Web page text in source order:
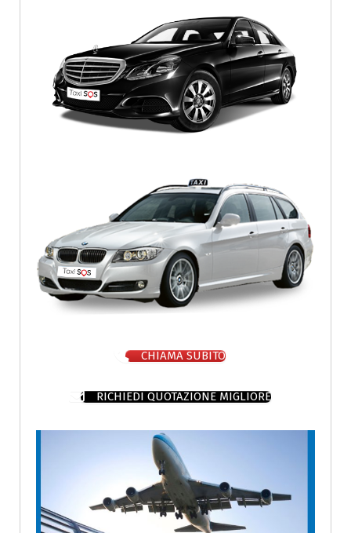
CHIAMA SUBITO
RICHIEDI QUOTAZIONE MIGLIORE